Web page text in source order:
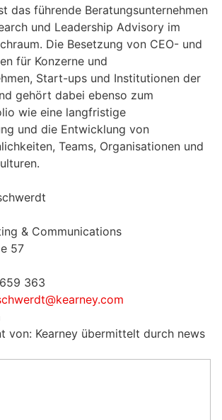
das führende Beratungsunternehmen
und Leadership Advisory im
Die Besetzung von CEO- und
für Konzerne und
Start-ups und Institutionen der
gehört dabei ebenso zum
wie eine langfristige
und die Entwicklung von
Teams, Organisationen und
& Communications
57
363
von: Kearney übermittelt durch news